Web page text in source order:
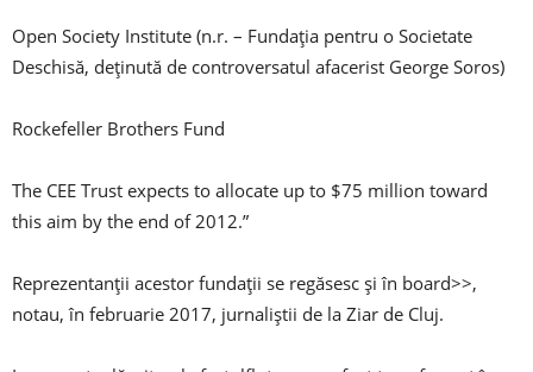
Open Society Institute (n.r. – Fundația pentru o Societate
Deschisă, deținută de controversatul afacerist George Soros)
Rockefeller Brothers Fund
The CEE Trust expects to allocate up to $75 million toward
this aim by the end of 2012.”
Reprezentanții acestor fundații se regăsesc și în board>>,
notau, în februarie 2017, jurnaliștii de la Ziar de Cluj.